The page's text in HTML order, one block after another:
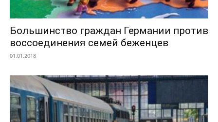
Большинство граждан Германии против
воссоединения семей беженцев
01.01.2018